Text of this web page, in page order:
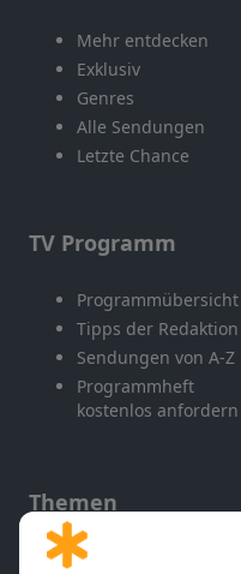
Mehr entdecken
Exklusiv
Genres
Alle Sendungen
Letzte Chance
TV Programm
Programmübersicht
Tipps der Redaktion
Sendungen von A-Z
Programmheft
kostenlos anfordern
Themen
Gott und Bibel erklärt